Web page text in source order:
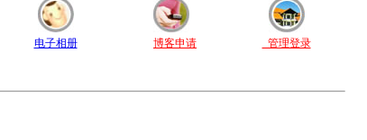
电子相册 博客申请 管理登录